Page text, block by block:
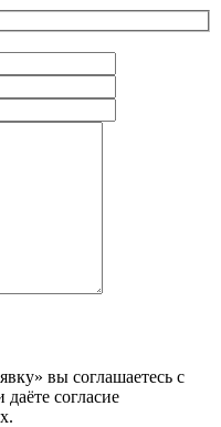
вы соглашаетесь с
даёте согласие